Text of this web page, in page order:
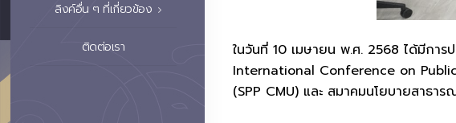
ลิงค์อื่น ๆ ที่เกี่ยวข้อง
ติดต่อเรา
ในวันที่ 10 เมษายน พ.ศ. 2568 ได้มีการ
International Conference on Public
(SPP CMU) และ สมาคมนโยบายสาธา